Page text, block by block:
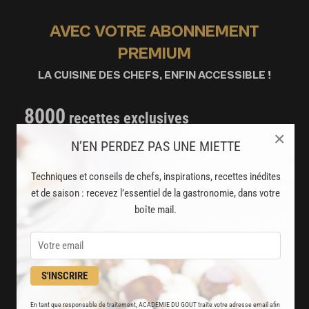
N’EN PERDEZ PAS UNE MIETTE
Techniques et conseils de chefs, inspirations, recettes inédites
et de saison : recevez l’essentiel de la gastronomie, dans votre
boîte mail.
S'INSCRIRE
En tant que responsable de traitement, ACADEMIE DU GOUT traite votre adresse email afin
×
AVEC VOTRE ABONNEMENT
PREMIUM
LA CUISINE DES CHEFS, ENFIN ACCESSIBLE !
8000 recettes exclusives
partagées par vos chefs préférés
2000vidéos de recettes
et techniques de cuisine et pâtisserie
disponibles chaque semaine
Stop pub
un service garanti sans publicité